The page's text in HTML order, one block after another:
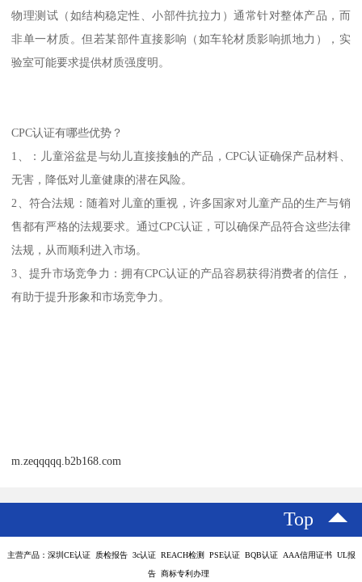
物理测试（如结构稳定性、小部件抗拉力）通常针对整体产品，而
非单一材质。但若某部件直接影响（如车轮材质影响抓地力），实
验室可能要求提供材质强度明。
CPC认证有哪些优势？
1、：儿童浴盆是与幼儿直接接触的产品，CPC认证确保产品材料、
无害，降低对儿童健康的潜在风险。
2、符合法规：随着对儿童的重视，许多国家对儿童产品的生产与销
售都有严格的法规要求。通过CPC认证，可以确保产品符合这些法律
法规，从而顺利进入市场。
3、提升市场竞争力：拥有CPC认证的产品容易获得消费者的信任，
有助于提升形象和市场竞争力。
m.zeqqqqq.b2b168.com
Top
主营产品：深圳CE认证 质检报告 3c认证 REACH检测 PSE认证 BQB认证 AAA信用证书 UL报
告 商标专利办理